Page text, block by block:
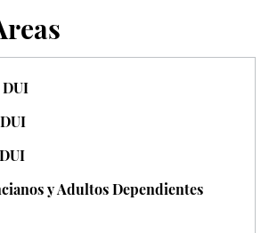
Sentencing Enhancements
DUI
y Adultos Dependientes